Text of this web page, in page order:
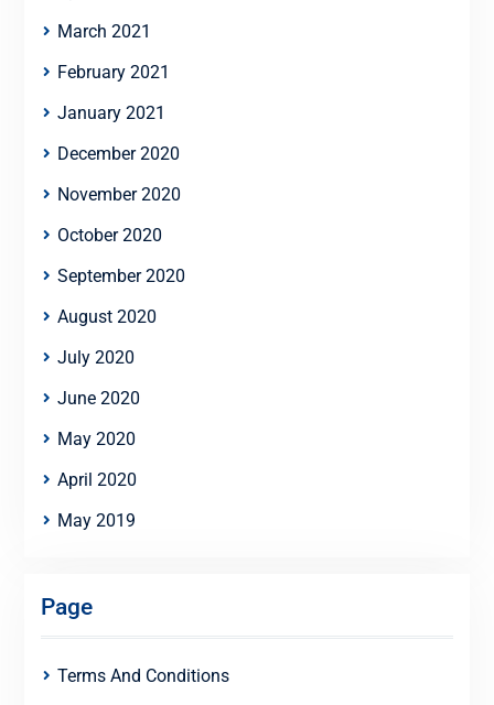
March 2021
February 2021
January 2021
December 2020
November 2020
October 2020
September 2020
August 2020
July 2020
June 2020
May 2020
April 2020
May 2019
Page
Terms And Conditions